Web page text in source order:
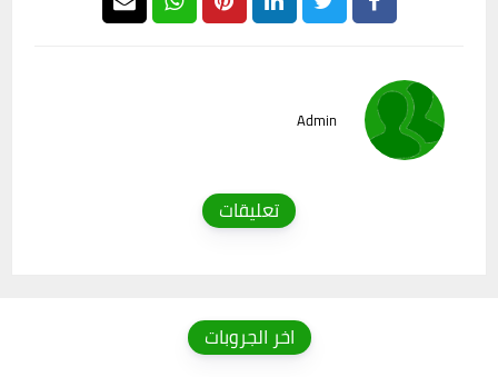
Admin
تعليقات
اخر الجروبات